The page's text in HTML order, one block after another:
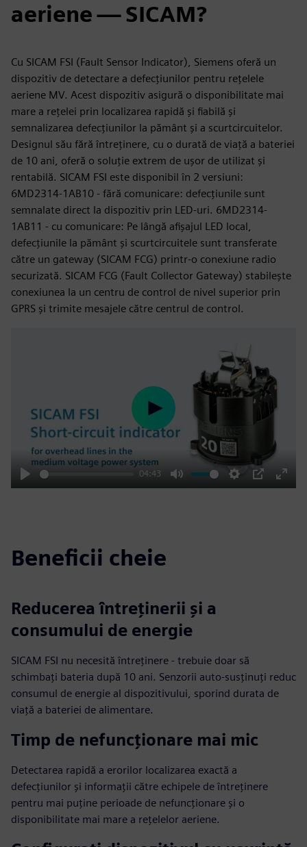
aeriene — SICAM?
Cu SICAM FSI (Fault Sensor Indicator), Siemens oferă un
dispozitiv de detectare a defecțiunilor pentru rețelele
aeriene MV. Acest dispozitiv asigură o disponibilitate mai
mare a rețelei prin localizarea rapidă și fiabilă și
semnalizarea defecțiunilor la pământ și a scurtcircuitelor.
Designul său fără întreținere, cu o durată de viață a bateriei
de 10 ani, oferă o soluție extrem de ușor de utilizat și
rentabilă. SICAM FSI este disponibil în 2 versiuni:
6MD2314-1AB10 - fără comunicare: defecțiunile sunt
semnalate direct la dispozitiv prin LED-uri. 6MD2314-
1AB11 - cu comunicare: Pe lângă afișajul LED local,
defecțiunile la pământ și scurtcircuitele sunt transferate
către un gateway (SICAM FCG) printr-o conexiune radio
securizată. SICAM FCG (Fault Collector Gateway) stabilește
conexiunea la un centru de control de nivel superior prin
GPRS și trimite mesajele către centrul de control.
Play
04:43
Mute Settings
PIP
Enter
Play
Beneficii cheie
Reducerea întreținerii și a
consumului de energie
SICAM FSI nu necesită întreținere - trebuie doar să
schimbați bateria după 10 ani. Senzorii auto-susținuți reduc
consumul de energie al dispozitivului, sporind durata de
viață a bateriei de alimentare.
Timp de nefuncționare mai mic
Detectarea rapidă a erorilor localizarea exactă a
defecțiunilor și informații către echipele de întreținere
pentru mai puține perioade de nefuncționare și o
disponibilitate mai mare a rețelelor aeriene.